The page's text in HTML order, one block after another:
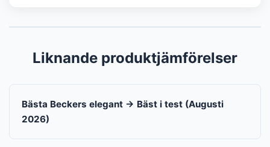
Liknande produktjämförelser
Bästa Beckers elegant → Bäst i test (Augusti
2026)